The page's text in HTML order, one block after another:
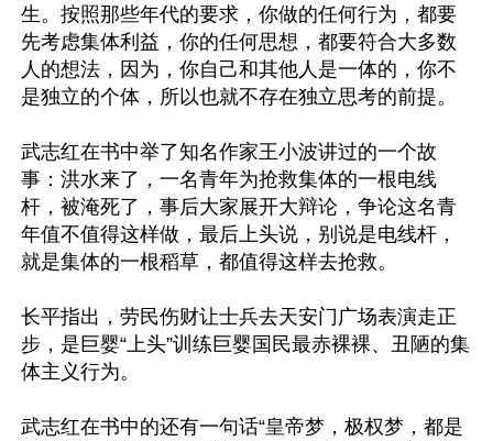
生。按照那些年代的要求，你做的任何行为，都要
先考虑集体利益，你的任何思想，都要符合大多数
人的想法，因为，你自己和其他人是一体的，你不
是独立的个体，所以也就不存在独立思考的前提。
武志红在书中举了知名作家王小波讲过的一个故
事：洪水来了，一名青年为抢救集体的一根电线
杆，被淹死了，事后大家展开大辩论，争论这名青
年值不值得这样做，最后上头说，别说是电线杆，
就是集体的一根稻草，都值得这样去抢救。
长平指出，劳民伤财让士兵去天安门广场表演走正
步，是巨婴“上头”训练巨婴国民最赤裸裸、丑陋的集
体主义行为。
武志红在书中的还有一句话“皇帝梦，极权梦，都是